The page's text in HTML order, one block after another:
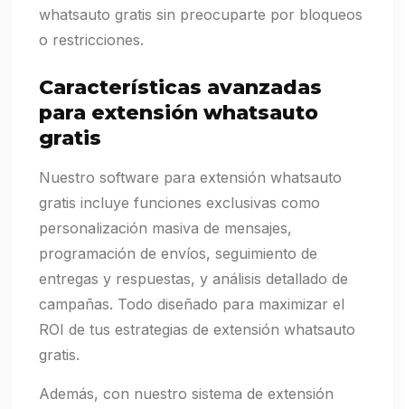
whatsauto gratis sin preocuparte por bloqueos
o restricciones.
Características avanzadas
para extensión whatsauto
gratis
Nuestro software para extensión whatsauto
gratis incluye funciones exclusivas como
personalización masiva de mensajes,
programación de envíos, seguimiento de
entregas y respuestas, y análisis detallado de
campañas. Todo diseñado para maximizar el
ROI de tus estrategias de extensión whatsauto
gratis.
Además, con nuestro sistema de extensión